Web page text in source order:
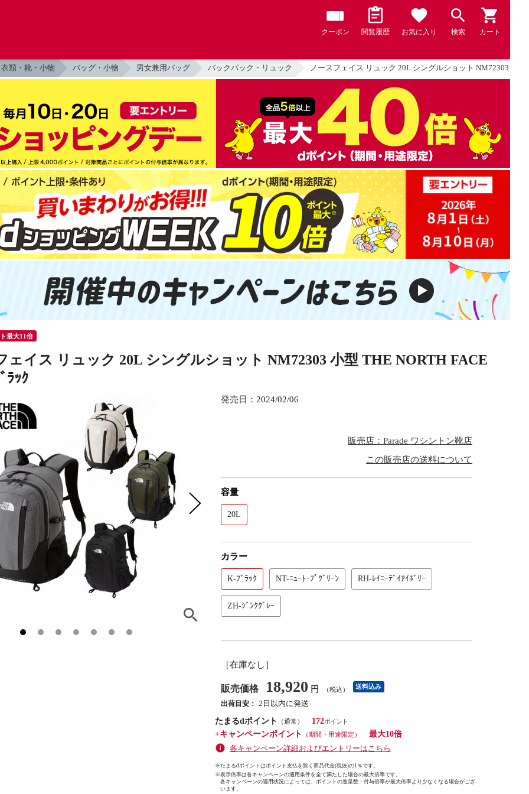
クーポン 閲覧履歴 お気に入り 検索 カート
衣類・靴・小物 バッグ・小物 男女兼用バッグ バックパック・リュック ノースフェイス リュック 20L シングルショット NM72303 小型
最大11倍
ェイス リュック 20L シングルショット NM72303 小型 THE NORTH FACE
ﾗｯｸ
発売日： 2024/02/06
販売店：Parade ワシントン靴店
この販売店の送料について
容量
20L
カラー
K-ﾌﾞﾗｯｸ NT-ﾆｭｰﾄｰﾌﾟｸﾞﾘｰﾝ RH-ﾚｲﾆｰﾃﾞｲｱｲﾎﾞﾘｰ
ZH-ｼﾞﾝｸｸﾞﾚｰ
［在庫なし］
販売価格 18,920 円 （税込） 送料込み
出荷目安： 2日以内に発送
たまるdポイント
（通常）
172
+キャンペーンポイント
（期間・用途限定）
最大10倍
各キャンペーン詳細およびエントリーはこちら
※たまるdポイントはポイント支払を除く商品代金(税抜)の1％です。
※表示倍率は各キャンペーンの適用条件を全て満たした場合の最大倍率です。
各キャンペーンの適用状況によっては、ポイントの進呈数・付与倍率が最大倍率より少なくなる場合がござ
います。